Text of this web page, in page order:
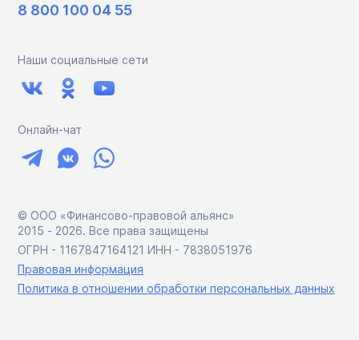
8 800 100 04 55
Наши социальные сети
Онлайн-чат
© ООО «Финансово-правовой альянс»
2015 ‑ 2026. Все права защищены
ОГРН - 1167847164121 ИНН - 7838051976
Правовая информация
Политика в отношении обработки персональных данных